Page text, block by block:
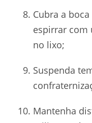
Cubra a
espirrar com
no lixo;
Suspenda
Mantenha